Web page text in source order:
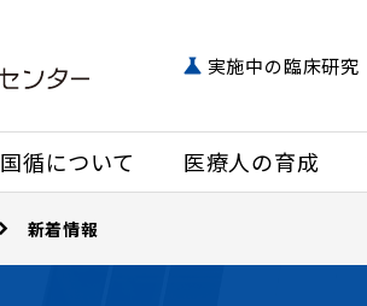
国循について 医療人の育成
実施中の臨床研究
新着情報